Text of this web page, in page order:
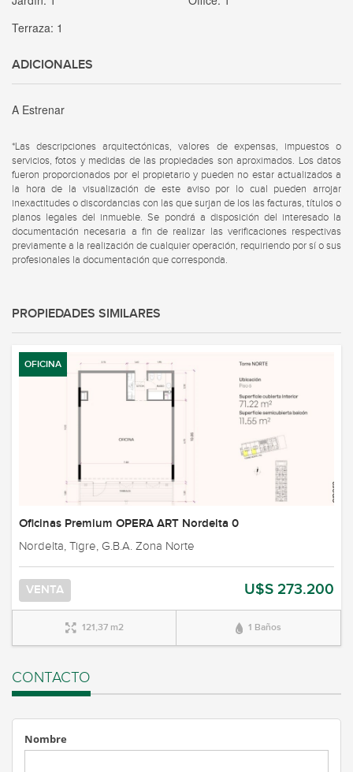
Terraza: 1
ADICIONALES
A Estrenar
*Las descripciones arquitectónicas, valores de expensas, impuestos o
servicios, fotos y medidas de las propiedades son aproximados. Los datos
fueron proporcionados por el propietario y pueden no estar actualizados a
la hora de la visualización de este aviso por lo cual pueden arrojar
inexactitudes o discordancias con las que surjan de los las facturas, títulos o
planos legales del inmueble. Se pondrá a disposición del interesado la
documentación necesaria a fin de realizar las verificaciones respectivas
previamente a la realización de cualquier operación, requiriendo por sí o sus
profesionales la documentación que corresponda.
PROPIEDADES SIMILARES
OFICINA
Oficinas Premium OPERA ART Nordelta 0
Nordelta, Tigre, G.B.A. Zona Norte
VENTA U$S 273.200
121,37 m2 1 Baños
CONTACTO
Nombre